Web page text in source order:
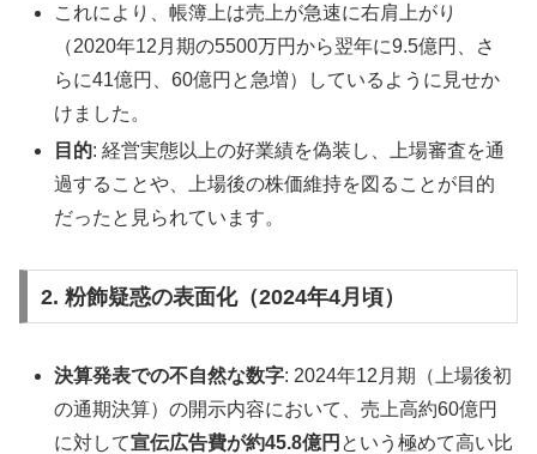
これにより、帳簿上は売上が急速に右肩上がり
（2020年12月期の5500万円から翌年に9.5億円、さ
らに41億円、60億円と急増）しているように見せか
けました。
目的: 経営実態以上の好業績を偽装し、上場審査を通
過することや、上場後の株価維持を図ることが目的
だったと見られています。
2. 粉飾疑惑の表面化（2024年4月頃）
決算発表での不自然な数字: 2024年12月期（上場後初
の通期決算）の開示内容において、売上高約60億円
に対して宣伝広告費が約45.8億円 という極めて高い比